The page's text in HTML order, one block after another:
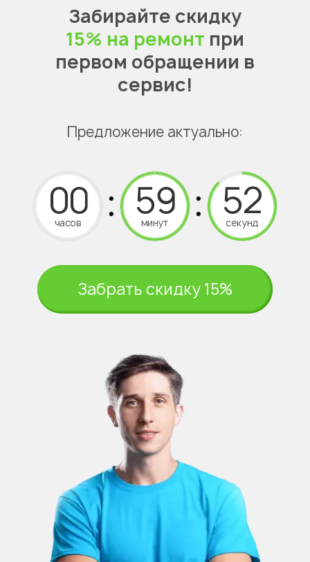
Забирайте скидку
15% на ремонт при
первом обращении в
сервис!
Предложение актуально:
часов минут секунд
Забрать скидку 15%